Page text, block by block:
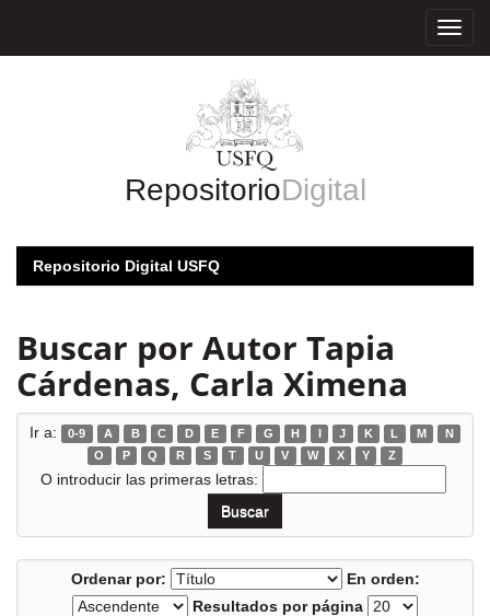
RepositorioDigital
Repositorio Digital USFQ
Buscar por Autor Tapia
Cárdenas, Carla Ximena
Ir a: 0-9 A B C D E F G H I J K L M
N
O
P Q R S T U V W X Y Z
O introducir las primeras letras:
Ordenar por:
En orden:
Resultados por página